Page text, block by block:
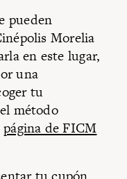
pueden
Morelia
en este lugar,
una
tu
método
página de FICM